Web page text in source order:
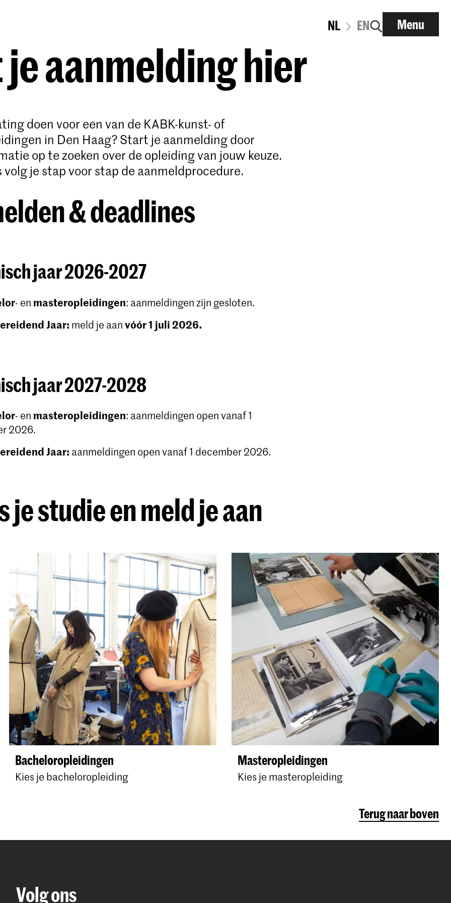
NL EN Menu
aanmelding hier
doen voor een van de KABK-kunst- of
in Den Haag? Start je aanmelding door
op te zoeken over de opleiding van jouw keuze.
volg je stap voor stap de aanmeldprocedure.
& deadlines
jaar 2026-2027
- en masteropleidingen: aanmeldingen zijn gesloten.
Jaar: meld je aanvóór 1 juli 2026.
jaar 2027-2028
- en masteropleidingen: aanmeldingen open vanaf 1
2026.
Jaar: aanmeldingen open vanaf 1 december 2026.
je studie en meld je aan
Bacheloropleidingen
Kies je bacheloropleiding
Masteropleidingen
Kies je masteropleiding
Terug naar boven
Volg ons